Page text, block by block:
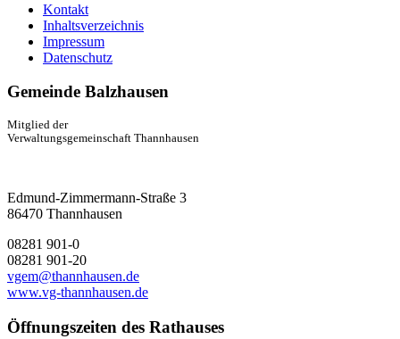
Kontakt
Inhaltsverzeichnis
Impressum
Datenschutz
Gemeinde Balzhausen
Mitglied der
Verwaltungsgemeinschaft Thannhausen
Edmund-Zimmermann-Straße 3
86470 Thannhausen
08281 901-0
08281 901-20
vgem@thannhausen.de
www.vg-thannhausen.de
Öffnungszeiten des Rathauses